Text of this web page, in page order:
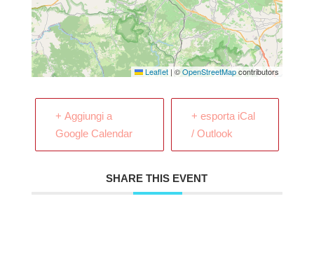
Leaflet | ©OpenStreetMapcontributors
+ Aggiungi a
Google Calendar
+ esporta iCal
/ Outlook
SHARE THIS EVENT